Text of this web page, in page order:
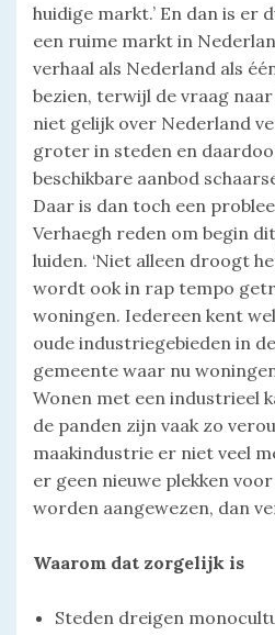
huidige markt.’ En dan is er
een ruime markt in
verhaal als Nederland als
bezien, terwijl de vraag
niet gelijk over Nederland
groter in steden en
beschikbare aanbod
Daar is dan toch een
Verhaegh reden om begin
luiden. ‘Niet alleen droogt
wordt ook in rap tempo
woningen. Iedereen kent
oude industriegebieden in
gemeente waar nu
Wonen met een industrieel
de panden zijn vaak zo
maakindustrie er niet veel
er geen nieuwe plekken
worden aangewezen, dan
Waarom dat zorgelijk is
Steden dreigen